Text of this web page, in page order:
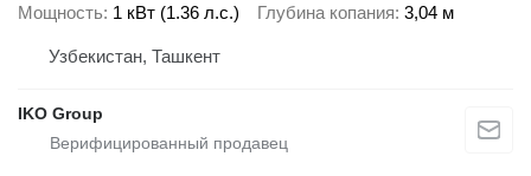
Мощность 1 кВт (1.36 л.с.) Глубина копания 3,04 м
Узбекистан, Ташкент
IKO Group